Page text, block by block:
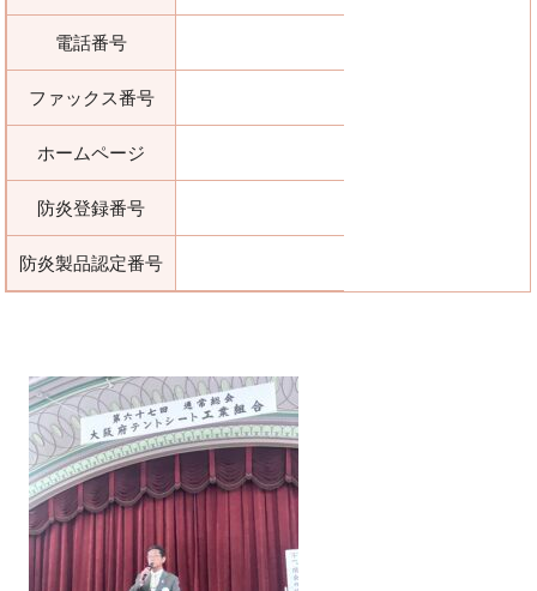
電話番号
ファックス番号
ホームページ
防炎登録番号
防炎製品認定番号